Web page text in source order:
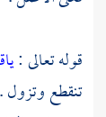
قوله تعالى :
تنقطع وتزول .